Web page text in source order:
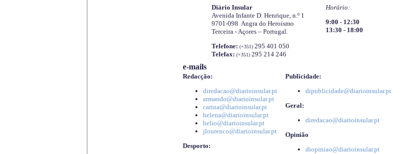
Diário Insular
Avenida Infante D. Henrique, n.º 1
9701-098 Angra do Heroísmo
Terceira - Açores – Portugal.
Telefone: (+351)295 401 050
Telefax: (+351)295 214 246
Horário:
9:00 - 12:30
13:30 - 18:00
e-mails
Redacção:
diredacao@diarioinsular.pt
armando@diarioinsular.pt
carina@diarioinsular.pt
helena@diarioinsular.pt
helio@diarioinsular.pt
jlourenco@diarioinsular.pt
Desporto:
Publicidade:
dipublicidade@diarioinsular.pt
Geral:
diredacao@diarioinsular.pt
Opinião
diopiniao@diarioinsular.pt